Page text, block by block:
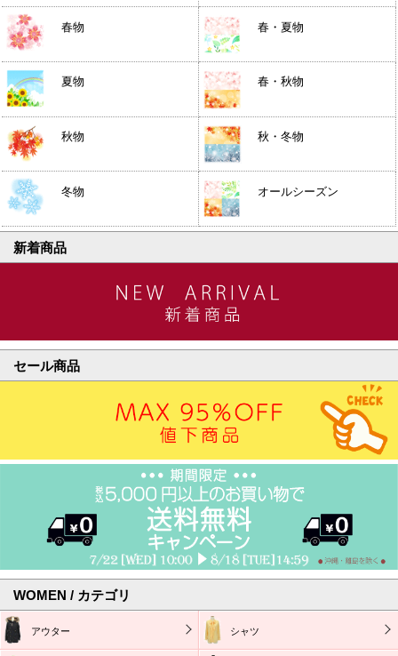
春物 春・夏物
夏物 春・秋物
秋物 秋・冬物
冬物 オールシーズン
新着商品
セール商品
WOMEN / カテゴリ
アウター シャツ